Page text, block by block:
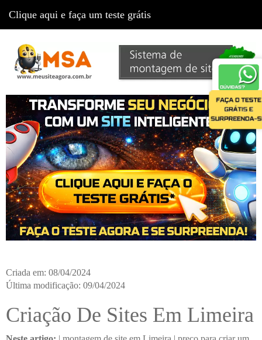
Criada em: 08/04/2024
Última modificação: 09/04/2024
Criação De Sites Em Limeira
Clique aqui e faça um teste grátis